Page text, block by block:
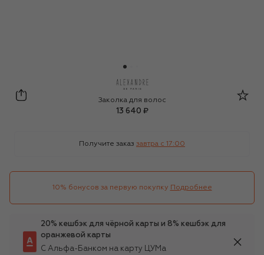
Alexandre De Paris
Заколка для волос
13 640 ₽
Получите заказ завтра c 17:00
10% бонусов за первую покупку Подробнее
20% кешбэк для чёрной карты и 8% кешбэк для
оранжевой карты
С Альфа-Банком на карту ЦУМа